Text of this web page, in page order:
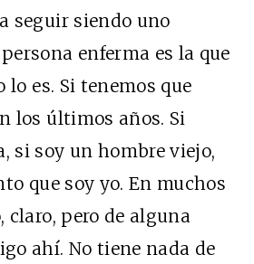
seguir siendo uno
enferma es la que
lo es. Si tenemos que
los últimos años. Si
si soy un hombre viejo,
que soy yo. En muchos
claro, pero de alguna
ahí. No tiene nada de